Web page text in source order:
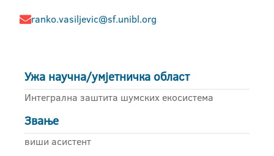
ranko.vasiljevic@sf.unibl.org
Ужа научна/умјетничка област
Интегрална заштита шумских екосистема
Звање
виши асистент